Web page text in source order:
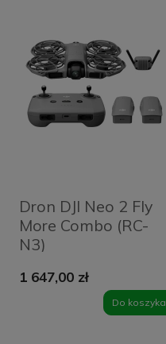
Dron DJI Neo 2 Fly
More Combo (RC-
N3)
1 647,00 zł
Do koszyka